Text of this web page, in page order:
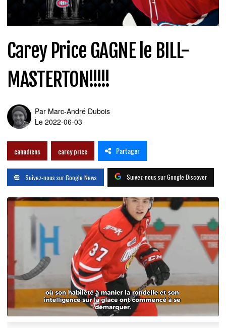
Carey Price GAGNE le BILL-
MASTERTON!!!!!
Par Marc-André Dubois
Le 2022-06-03
canadiens carey price Partager
Suivez-nous sur Google News Suivez-nous sur Google Discover